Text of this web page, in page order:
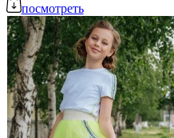
посмотреть